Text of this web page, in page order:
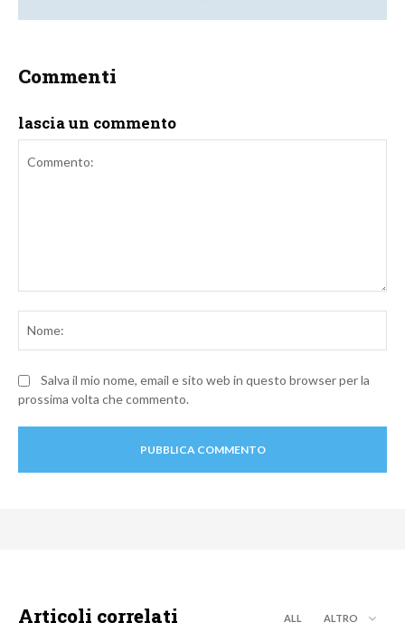
Commenti
lascia un commento
Salva il mio nome, email e sito web in questo browser per la
prossima volta che commento.
Articoli correlati ALL ALTRO